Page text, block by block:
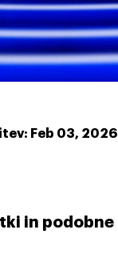
Feb 03, 2026
in podobne